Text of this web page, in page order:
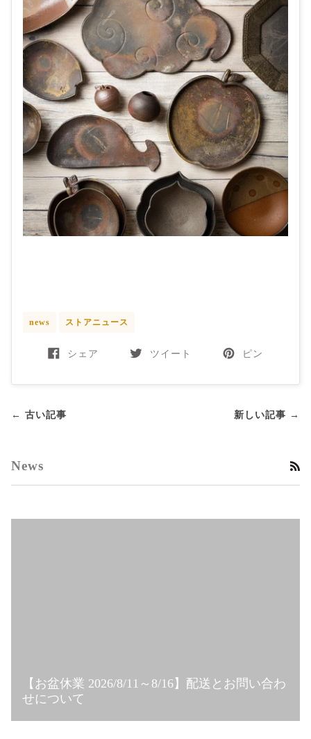
news ストアニュース
シェア ツイート ピン
← 古い記事 新しい記事 →
News
【お盆休業 2026/8/11～8/16】配送とお問い合わ
せについて